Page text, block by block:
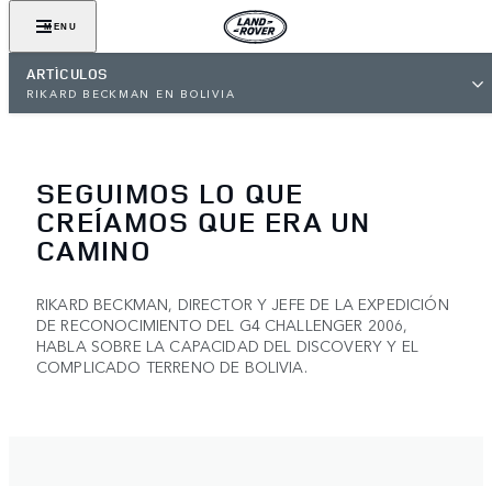
MENU
ARTÍCULOS
RIKARD BECKMAN EN BOLIVIA
SEGUIMOS LO QUE
CREÍAMOS QUE ERA UN
CAMINO
RIKARD BECKMAN, DIRECTOR Y JEFE DE LA EXPEDICIÓN
DE RECONOCIMIENTO DEL G4 CHALLENGER 2006,
HABLA SOBRE LA CAPACIDAD DEL DISCOVERY Y EL
COMPLICADO TERRENO DE BOLIVIA.